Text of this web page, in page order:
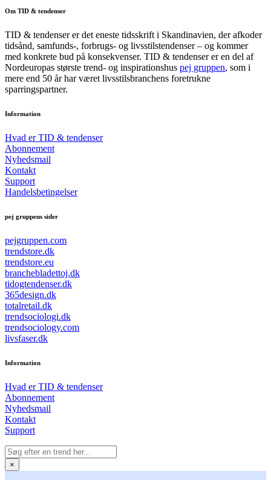
Om TID & tendenser
TID & tendenser er det eneste tidsskrift i Skandinavien, der afkoder
tidsånd, samfunds-, forbrugs- og livsstilstendenser – og kommer
med konkrete bud på konsekvenser. TID & tendenser er en del af
Nordeuropas største trend- og inspirationshus pej gruppen, som i
mere end 50 år har været livsstilsbranchens foretrukne
sparringspartner.
Information
Hvad er TID & tendenser
Abonnement
Nyhedsmail
Kontakt
Support
Handelsbetingelser
pej gruppens sider
pejgruppen.com
trendstore.dk
trendstore.eu
branchebladettoj.dk
tidogtendenser.dk
365design.dk
totalretail.dk
trendsociologi.dk
trendsociology.com
livsfaser.dk
Information
Hvad er TID & tendenser
Abonnement
Nyhedsmail
Kontakt
Support
×